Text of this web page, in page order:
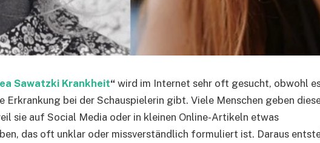
Sawatzki Krankheit“ wird im Internet sehr oft gesucht, obwohl
Erkrankung bei der Schauspielerin gibt. Viele Menschen geben
sie auf Social Media oder in kleinen Online-Artikeln etwas
das oft unklar oder missverständlich formuliert ist. Daraus